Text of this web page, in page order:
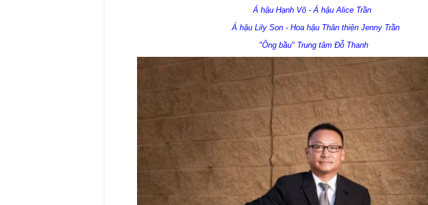
Á hậu Hạnh Võ - Á hậu Alice Trần
Á hậu Lily Son - Hoa hậu Thân thiện Jenny Trần
"Ông bầu" Trung tâm Đỗ Thanh